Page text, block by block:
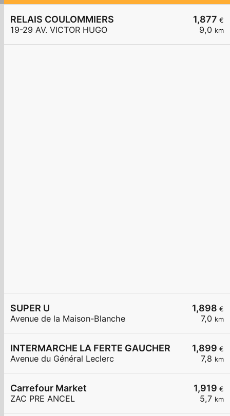
1,877 €
9,0 km
RELAIS COULOMMIERS
19-29 AV. VICTOR HUGO
1,898 €
7,0 km
SUPER U
Avenue de la Maison-Blanche
1,899 €
7,8 km
INTERMARCHE LA FERTE GAUCHER
Avenue du Général Leclerc
1,919 €
5,7 km
Carrefour Market
ZAC PRE ANCEL